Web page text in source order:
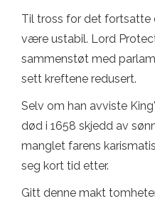
Til tross for det fortsatte
være ustabil. Lord
sammenstøt med
sett kreftene redusert.
Selv om han avviste
død i 1658 skjedd av
manglet farens
seg kort tid etter.
Gitt denne makt